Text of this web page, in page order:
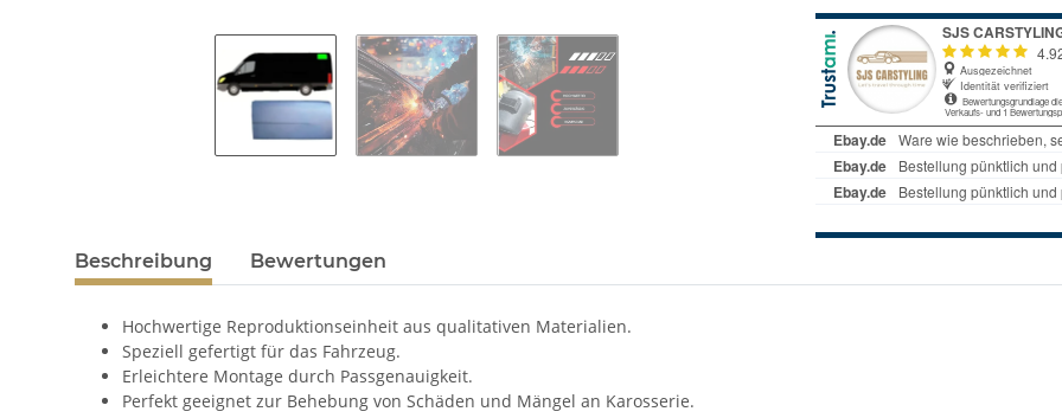
Beschreibung Bewertungen
Hochwertige Reproduktionseinheit aus qualitativen Materialien.
Speziell gefertigt für das Fahrzeug.
Erleichtere Montage durch Passgenauigkeit.
Perfekt geeignet zur Behebung von Schäden und Mängel an Karosserie.